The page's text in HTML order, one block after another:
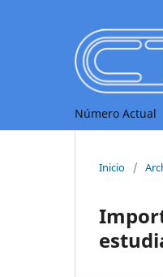
Número Actual
Inicio /